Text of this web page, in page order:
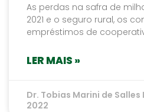
As perdas na safra de
2021 e o seguro rural, os
empréstimos de
LER MAIS »
Dr. Tobias Marini de Salles
2022